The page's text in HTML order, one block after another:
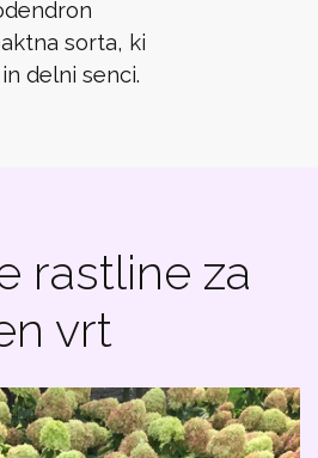
sorta, ki
delni senci.
rastline za
vrt